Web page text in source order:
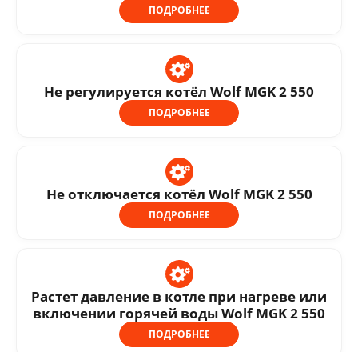
ПОДРОБНЕЕ
Не регулируется котёл Wolf MGK 2 550
ПОДРОБНЕЕ
Не отключается котёл Wolf MGK 2 550
ПОДРОБНЕЕ
Растет давление в котле при нагреве или
включении горячей воды Wolf MGK 2 550
ПОДРОБНЕЕ